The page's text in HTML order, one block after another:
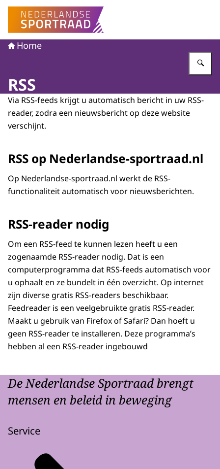
Naar de homepage van Nederlandse Sportraad
Home
RSS
Via RSS-feeds krijgt u automatisch bericht in uw RSS-
reader, zodra een nieuwsbericht op deze website
verschijnt.
RSS op Nederlandse-sportraad.nl
Op Nederlandse-sportraad.nl werkt de RSS-
functionaliteit automatisch voor nieuwsberichten.
RSS-reader nodig
Om een RSS-feed te kunnen lezen heeft u een
zogenaamde RSS-reader nodig. Dat is een
computerprogramma dat RSS-feeds automatisch voor
u ophaalt en ze bundelt in één overzicht. Op internet
zijn diverse gratis RSS-readers beschikbaar.
Feedreader is een veelgebruikte gratis RSS-reader.
Maakt u gebruik van Firefox of Safari? Dan hoeft u
geen RSS-reader te installeren. Deze programma’s
hebben al een RSS-reader ingebouwd
De Nederlandse Sportraad brengt
mensen en beleid in beweging
Service